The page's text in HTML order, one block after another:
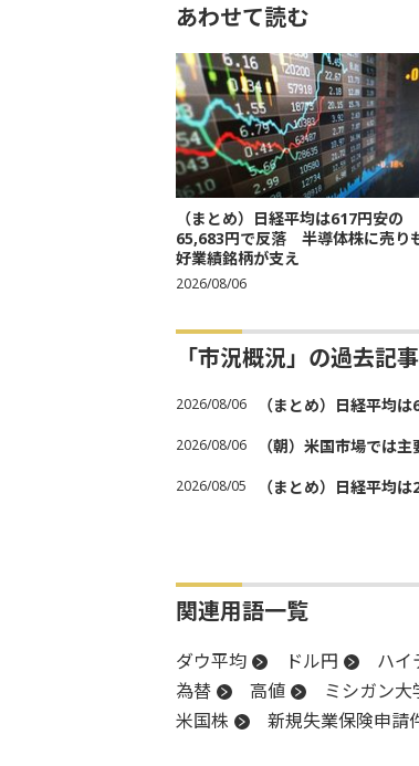
あわせて読む
（まとめ）日経平均は617円安の
65,683円で反落 半導体株に売り
好業績銘柄が支え
2026/08/06
「市況概況」の過去記
2026/08/06 （まとめ）日経平均
2026/08/06 （朝）米国市場では
2026/08/05 （まとめ）日経平均
関連用語一覧
ダウ平均 ドル円 ハイ
為替
高値 ミシガン
米国株
新規失業保険申請